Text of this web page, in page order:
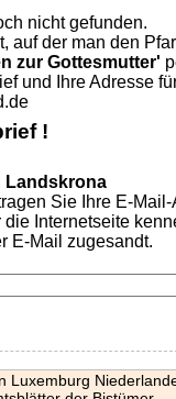
nicht gefunden.
auf der man den
zur Gottesmutter'
und Ihre Adresse
!
Landskrona
Sie Ihre E-
Internetseite
E-Mail zugesandt.
Luxemburg